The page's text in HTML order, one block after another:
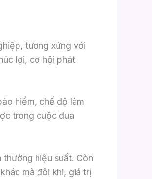
tương xứng với
lợi, cơ hội phát
hiểm, chế độ làm
trong cuộc đua
hiệu suất. Còn
mà đôi khi, giá trị